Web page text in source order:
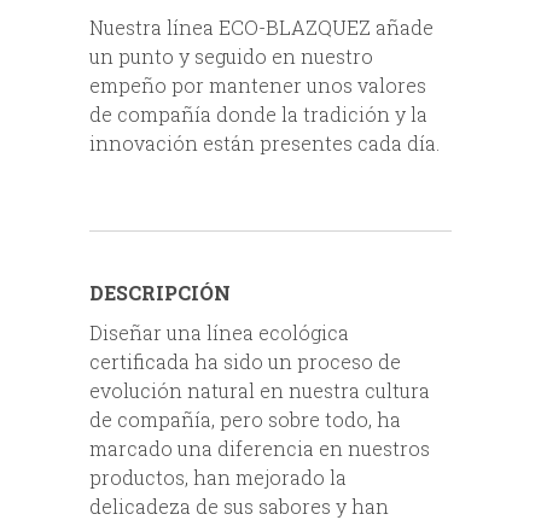
Nuestra línea ECO-BLAZQUEZ añade
un punto y seguido en nuestro
empeño por mantener unos valores
de compañía donde la tradición y la
innovación están presentes cada día.
DESCRIPCIÓN
Diseñar una línea ecológica
certificada ha sido un proceso de
evolución natural en nuestra cultura
de compañía, pero sobre todo, ha
marcado una diferencia en nuestros
productos, han mejorado la
delicadeza de sus sabores y han